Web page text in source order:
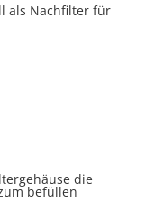
als Nachfilter für
die
befüllen